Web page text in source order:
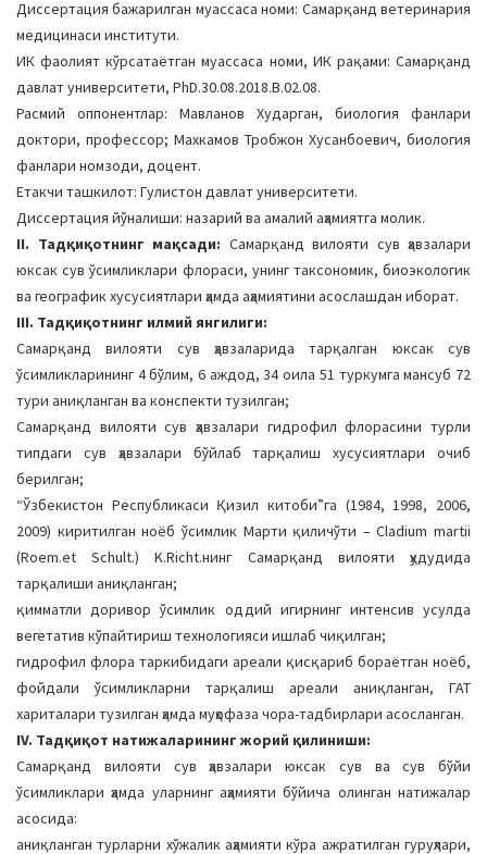
Диссертация бажарилган муассаса номи: Самарқанд ветеринария
медицинаси институти.
ИК фаолият кўрсатаётган муассаса номи, ИК рақами: Самарқанд
давлат университети, PhD.30.08.2018.B.02.08.
Расмий оппонентлар: Мавланов Хударган, биология фанлари
доктори, профессор; Махкамов Тробжон Хусанбоевич, биология
фанлари номзоди, доцент.
Етакчи ташкилот: Гулистон давлат университети.
Диссертация йўналиши: назарий ва амалий аҳамиятга молик.
II. Тадқиқотнинг мақсади: Самарқанд вилояти сув ҳавзалари
юксак сув ўсимликлари флораси, унинг таксономик, биоэкологик
ва географик хусусиятлари ҳамда аҳамиятини асослашдан иборат.
III. Тадқиқотнинг илмий янгилиги:
Самарқанд вилояти сув ҳавзаларида тарқалган юксак сув
ўсимликларининг 4 бўлим, 6 аждод, 34 оила 51 туркумга мансуб 72
тури аниқланган ва конспекти тузилган;
Самарқанд вилояти сув ҳавзалари гидрофил флорасини турли
типдаги сув ҳавзалари бўйлаб тарқалиш хусусиятлари очиб
берилган;
“Ўзбекистон Республикаси Қизил китоби”га (1984, 1998, 2006,
2009) киритилган ноёб ўсимлик Марти қиличўти – Cladium martii
(Roem.et Schult.) K.Richt.нинг Самарқанд вилояти ҳудудида
тарқалиши аниқланган;
қимматли доривор ўсимлик оддий игирнинг интенсив усулда
вегетатив кўпайтириш технологияси ишлаб чиқилган;
гидрофил флора таркибидаги ареали қисқариб бораётган ноёб,
фойдали ўсимликларни тарқалиш ареали аниқланган, ГАТ
хариталари тузилган ҳамда муҳофаза чора-тадбирлари асосланган.
IV. Тадқиқот натижаларининг жорий қилиниши:
Самарқанд вилояти сув ҳавзалари юксак сув ва сув бўйи
ўсимликлари ҳамда уларнинг аҳамияти бўйича олинган натижалар
асосида:
аниқланган турларни хўжалик аҳамияти кўра ажратилган гуруҳлари,